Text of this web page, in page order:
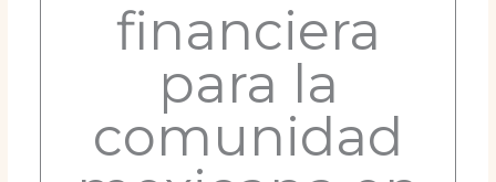
financiera
para la
comunidad